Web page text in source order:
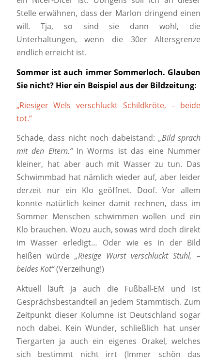
Stelle erwähnen, dass der Marlon dringend einen
will. Tja, so sind sie dann wohl, die
Unterhaltungen, wenn die 30er Altersgrenze
endlich erreicht ist.
Sommer ist auch immer Sommerloch. Glauben
Sie nicht? Hier ein Beispiel aus der Bildzeitung:
„Riesiger Wels verschluckt Schildkröte, – beide
tot.“
Schade, dass nicht noch dabeistand: „Bild sprach
mit den Eltern.“In Worms ist das eine Nummer
kleiner, hat aber auch mit Wasser zu tun. Das
Schwimmbad hat nämlich wieder auf, aber leider
derzeit nur ein Klo geöffnet. Doof. Vor allem
konnte natürlich keiner damit rechnen, dass im
Sommer Menschen schwimmen wollen und ein
Klo brauchen. Wozu auch, sowas wird doch direkt
im Wasser erledigt… Oder wie es in der Bild
heißen würde „Riesige Wurst verschluckt Stuhl, –
beides Kot“(Verzeihung!)
Aktuell läuft ja auch die Fußball-EM und ist
Gesprächsbestandteil an jedem Stammtisch. Zum
Zeitpunkt dieser Kolumne ist Deutschland sogar
noch dabei. Kein Wunder, schließlich hat unser
Tiergarten ja auch ein eigenes Orakel, welches
sich bestimmt nicht irrt (Immer schön das